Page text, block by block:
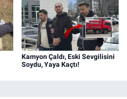
Kamyon Çaldı, Eski Sevgilisini
Soydu, Yaya Kaçtı!